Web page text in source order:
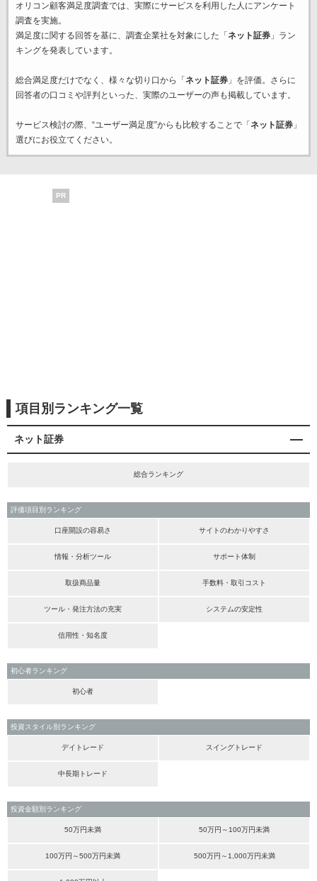
オリコン顧客満足度調査では、実際にサービスを利用した 人にアンケート
調査を実施。
満足度に関する回答を基に、調査企業社を対象にした「 ネット証券」ラン
キングを発表しています。
総合満足度だけでなく、様々な切り口から「 ネット証券」を評価。さらに
回答者の口コミや評判といった、実際のユーザーの声も掲載しています。
サービス検討の際、“ユーザー満足度”からも比較することで「 ネット証券」
選びにお役立てください。
PR
項目別ランキング一覧
ネット証券
総合ランキング
評価項目別ランキング
口座開設の容易さ サイトのわかりやすさ
情報・分析ツール サポート体制
取扱商品量 手数料・取引コスト
ツール・発注方法の充実 システムの安定性
信用性・知名度
初心者ランキング
初心者
投資スタイル別ランキング
デイトレード スイングトレード
中長期トレード
投資金額別ランキング
50万円未満 50万円～100万円未満
100万円～500万円未満 500万円～1,000万円未満